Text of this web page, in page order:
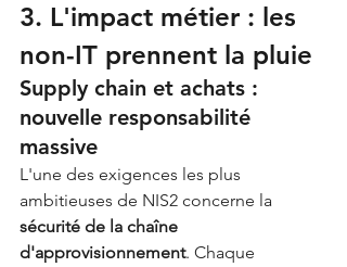
3. L'impact métier : les
non-IT prennent la pluie
Supply chain et achats :
nouvelle responsabilité
massive
L'une des exigences les plus
ambitieuses de NIS2 concerne la
sécurité de la chaîne
d'approvisionnement. Chaque